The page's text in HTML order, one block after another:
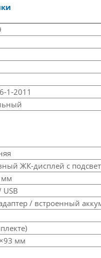
1-2011
ЖК-дисплей с
мм
USB
/ встроенный
мм